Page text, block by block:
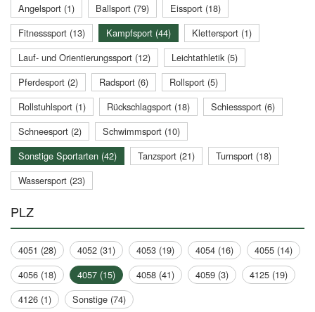
Angelsport (1) Ballsport (79)
Eissport (18)
Fitnesssport (13)
Kampfsport (44)
Klettersport (1)
Lauf- und Orientierungssport (12)
Leichtathletik (5)
Pferdesport (2)
Radsport (6)
Rollsport (5)
Rollstuhlsport (1)
Rückschlagsport (18)
Schiesssport (6)
Schneesport (2)
Schwimmsport (10)
Sonstige Sportarten (42)
Tanzsport (21)
Turnsport (18)
Wassersport (23)
PLZ
4051 (28) 4052 (31) 4053 (19) 4054 (16)
4055 (14)
4056 (18)
4057 (15) 4058 (41) 4059 (3)
4125 (19)
4126 (1)
Sonstige (74)